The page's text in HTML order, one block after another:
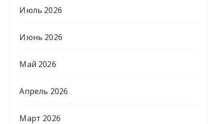
Июль 2026
Июнь 2026
Май 2026
Апрель 2026
Март 2026